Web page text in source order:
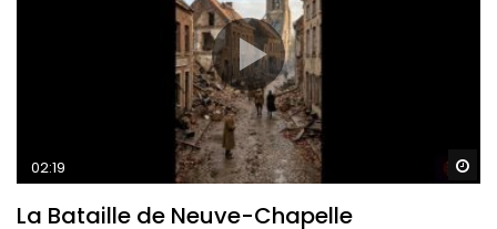
02:19
La Bataille de Neuve-Chapelle